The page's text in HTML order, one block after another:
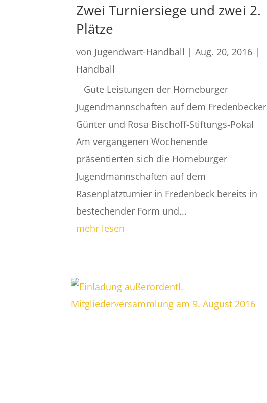
Zwei Turniersiege und zwei 2.
Plätze
von Jugendwart-Handball |Aug. 20, 2016 |
Handball
Gute Leistungen der Horneburger
Jugendmannschaften auf dem Fredenbecker
Günter und Rosa Bischoff-Stiftungs-Pokal
Am vergangenen Wochenende
präsentierten sich die Horneburger
Jugendmannschaften auf dem
Rasenplatzturnier in Fredenbeck bereits in
bestechender Form und...
mehr lesen